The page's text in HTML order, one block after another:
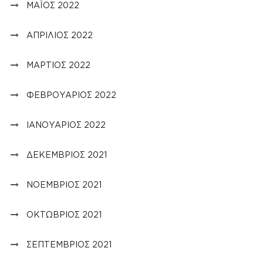
ΜΆΙΟΣ 2022
ΑΠΡΊΛΙΟΣ 2022
ΜΆΡΤΙΟΣ 2022
ΦΕΒΡΟΥΆΡΙΟΣ 2022
ΙΑΝΟΥΆΡΙΟΣ 2022
ΔΕΚΈΜΒΡΙΟΣ 2021
ΝΟΈΜΒΡΙΟΣ 2021
ΟΚΤΏΒΡΙΟΣ 2021
ΣΕΠΤΈΜΒΡΙΟΣ 2021